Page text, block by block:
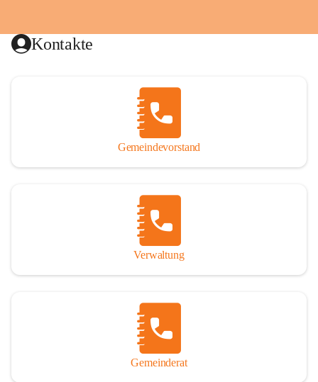
Kontakte
Gemeindevorstand
Verwaltung
Gemeinderat